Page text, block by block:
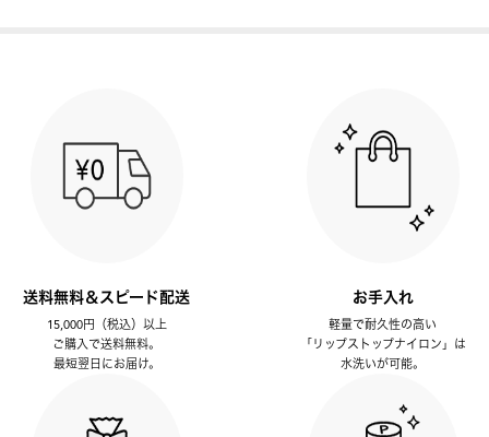
送料無料＆スピード配送
15,000円（税込）以上
ご購入で送料無料。
最短翌日にお届け。
お手入れ
軽量で耐久性の高い
「リップストップナイロン」は
水洗いが可能。